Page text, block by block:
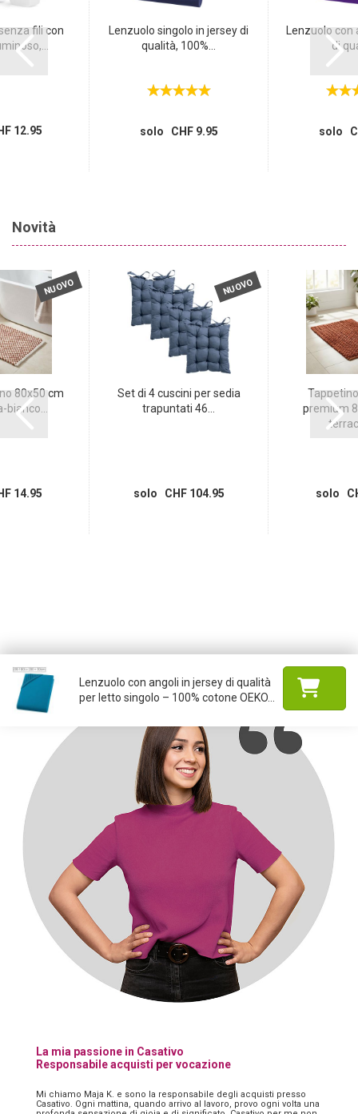
fili con
12.95
Lenzuolo singolo in jersey di
qualità, 100%...
solo CHF 9.95
Lenzuolo
di
solo
Novità
NUOVO
80x50 cm
14.95
NUOVO
Set di 4 cuscini per sedia
trapuntati 46...
solo CHF 104.95
premium
solo
Lenzuolo con angoli in jersey di qualità
per letto singolo – 100% cotone OEKO...
La mia passione in Casativo
Responsabile acquisti per vocazione
Mi chiamo Maja K. e sono la responsabile degli acquisti presso
Casativo. Ogni mattina, quando arrivo al lavoro, provo ogni volta una